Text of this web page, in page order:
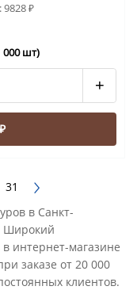
9828₽
000 шт)
+
31
в Санкт-
Широкий
интернет-магазине
заказе от 20 000
клиентов.